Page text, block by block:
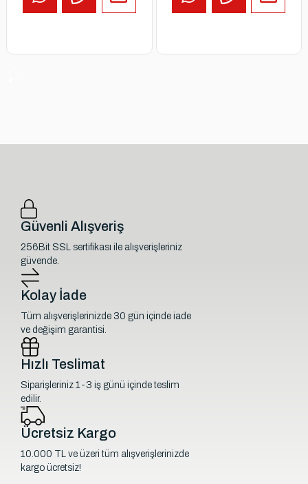
Güvenli Alışveriş
256Bit SSL sertifikası ile alışverişleriniz
güvende.
Kolay İade
Tüm alışverişlerinizde 30 gün içinde iade
ve değişim garantisi.
Hızlı Teslimat
Siparişleriniz 1-3 iş günü içinde teslim
edilir.
Ücretsiz Kargo
10.000 TL ve üzeri tüm alışverişlerinizde
kargo ücretsiz!